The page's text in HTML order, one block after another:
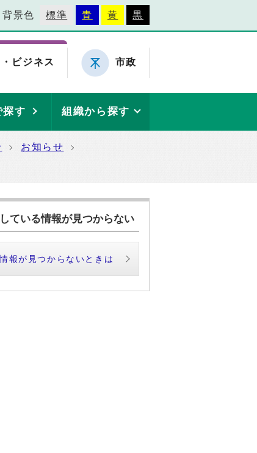
背景色 標準 青 黄 黒
ビジネス 市政
探す 組織から探す
お知らせ
ている情報が見つからない
情報が見つからないときは